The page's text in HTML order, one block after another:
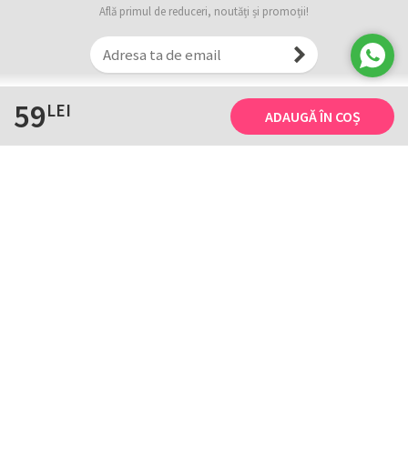
59LEI ADAUGĂ ÎN COȘ
Află primul de reduceri, noutăți și promoții!
Tricourile noastre